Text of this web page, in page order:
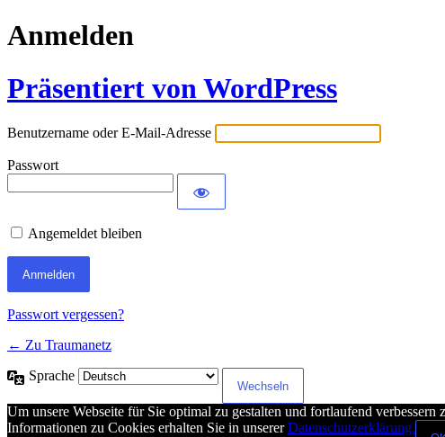
Anmelden
Präsentiert von WordPress
Benutzername oder E-Mail-Adresse
Passwort
Angemeldet bleiben
Passwort vergessen?
← Zu Traumanetz
Sprache
Um unsere Webseite für Sie optimal zu gestalten und fortlaufend
Informationen zu Cookies erhalten Sie in unsererDatenschutzerklärung.